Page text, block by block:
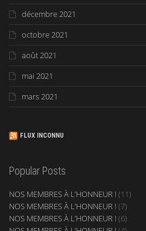
décembre 2021
octobre 2021
août 2021
mai 2021
mars 2021
FLUX INCONNU
Popular Posts
NOS MEMBRES À L’HONNEUR ! (11)
NOS MEMBRES À L’HONNEUR ! (7)
NOS MEMBRES À L’HONNEUR ! (6)